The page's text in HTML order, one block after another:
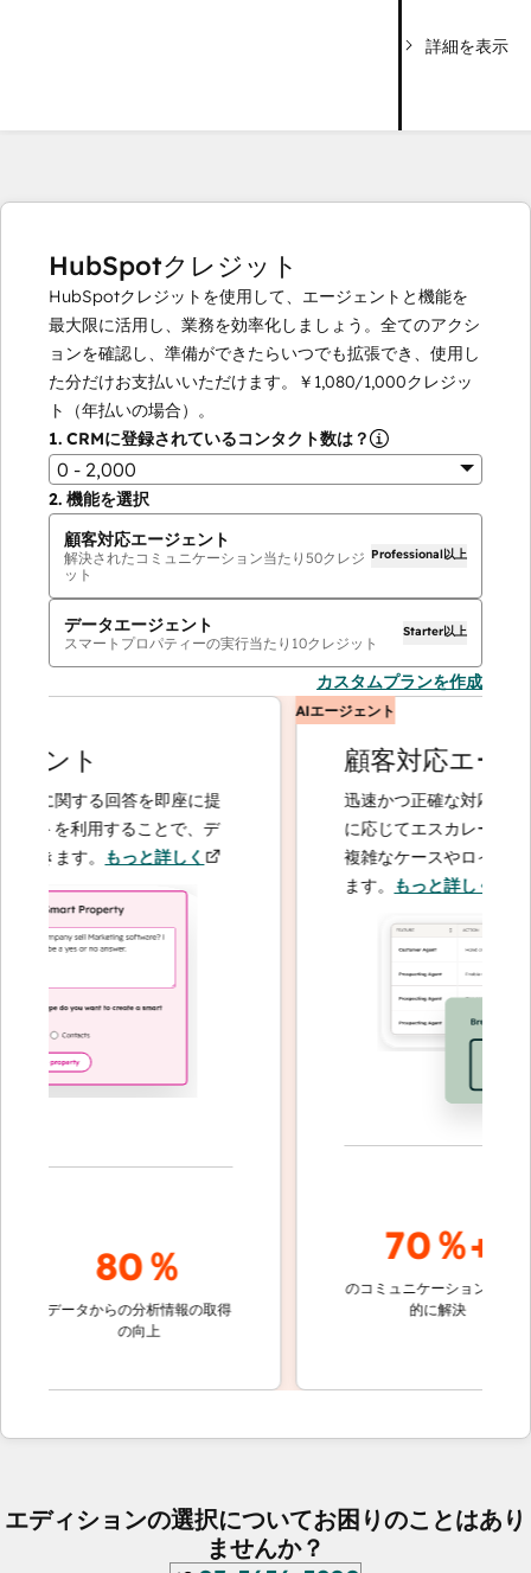
詳細を表示
HubSpotクレジット
HubSpotクレジットを使用して、エージェントと機能を
最大限に活用し、業務を効率化しましょう。全てのアクシ
ョンを確認し、準備ができたらいつでも拡張でき、使用し
た分だけお支払いいただけます。
￥1,080/1,000クレジッ
ト（年払いの場合）。
1. CRMに登録されているコンタクト数は？
0 - 2,000
2. 機能を選択
顧客対応エージェント
解決されたコミュニケーション当たり 50クレジ
ット
Professional以上
データエージェント
スマートプロパティーの実行当たり 10クレジット
Starter以上
カスタムプランを作成
ント
関する回答を即座に提
を利用することで、デ
ます。もっと詳しく
80％
データからの分析情報の取得
の向上
AIエージェント
顧客対応エージェ
迅速かつ正確な対応で問い
に応じてエスカレーション
複雑なケースやロイヤルテ
ます。もっと詳しく
70％+
のコミュニケーションを自動
的に解決
エディションの選択についてお困りのことはあり
ませんか？